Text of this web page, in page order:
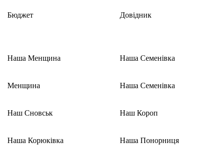
Бюджет Довідник
Наша Менщина
Менщина
Наш Сновськ
Наша Корюківка
Наша Семенівка
Наша Семенівка
Наш Короп
Наша Понорниця